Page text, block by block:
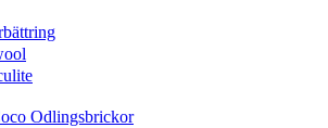
Odlingsbrickor